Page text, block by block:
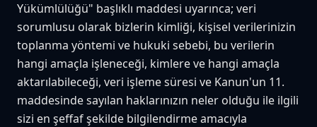
Yükümlülüğü" başlıklı maddesi uyarınca; veri
sorumlusu olarak bizlerin kimliği, kişisel verilerinizin
toplanma yöntemi ve hukuki sebebi, bu verilerin
hangi amaçla işleneceği, kimlere ve hangi amaçla
aktarılabileceği, veri işleme süresi ve Kanun'un 11.
maddesinde sayılan haklarınızın neler olduğu ile ilgili
sizi en şeffaf şekilde bilgilendirme amacıyla